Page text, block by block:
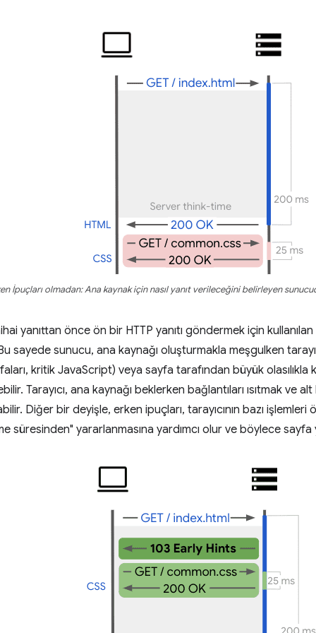
İpuçları olmadan: Ana kaynak için nasıl yanıt verileceğini belirleyen
yanıttan önce ön bir HTTP yanıtı göndermek için
sayede sunucu, ana kaynağı oluşturmakla meşgulken
kritik JavaScript) veya sayfa tarafından büyük olasılıkla
Tarayıcı, ana kaynağı beklerken bağlantıları ısıtmak ve
Diğer bir deyişle, erken ipuçları, tarayıcının bazı
süresinden" yararlanmasına yardımcı olur ve böylece sayfa